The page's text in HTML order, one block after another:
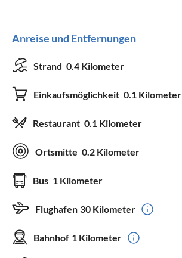
Anreise und Entfernungen
Strand 0.4 Kilometer
Einkaufsmöglichkeit 0.1 Kilometer
Restaurant 0.1 Kilometer
Ortsmitte 0.2 Kilometer
Bus 1 Kilometer
Flughafen 30 Kilometer
Bahnhof 1 Kilometer